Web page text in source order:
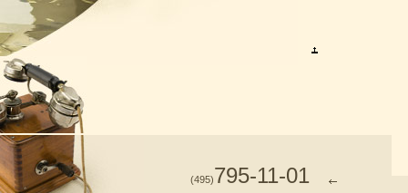
(495)795-11-01